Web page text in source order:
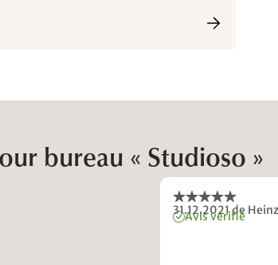
bureau « Studioso »
31.12.2021de
Avis vérifié